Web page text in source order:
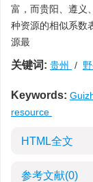
富，而贵阳、遵义
种资源的相似系数
源最
关键词: 贵州 /
Keywords:
resource
HTML全文
参考文献(0)